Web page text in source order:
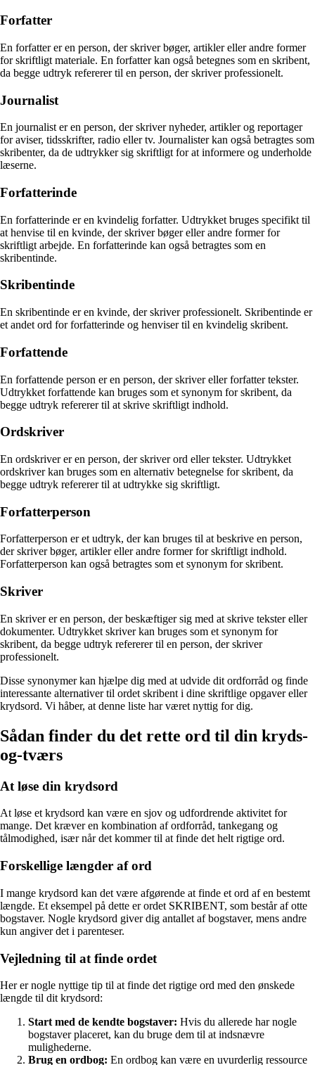
Forfatter
En forfatter er en person, der skriver bøger, artikler eller andre former
for skriftligt materiale. En forfatter kan også betegnes som en skribent,
da begge udtryk refererer til en person, der skriver professionelt.
Journalist
En journalist er en person, der skriver nyheder, artikler og reportager
for aviser, tidsskrifter, radio eller tv. Journalister kan også betragtes som
skribenter, da de udtrykker sig skriftligt for at informere og underholde
læserne.
Forfatterinde
En forfatterinde er en kvindelig forfatter. Udtrykket bruges specifikt til
at henvise til en kvinde, der skriver bøger eller andre former for
skriftligt arbejde. En forfatterinde kan også betragtes som en
skribentinde.
Skribentinde
En skribentinde er en kvinde, der skriver professionelt. Skribentinde er
et andet ord for forfatterinde og henviser til en kvindelig skribent.
Forfattende
En forfattende person er en person, der skriver eller forfatter tekster.
Udtrykket forfattende kan bruges som et synonym for skribent, da
begge udtryk refererer til at skrive skriftligt indhold.
Ordskriver
En ordskriver er en person, der skriver ord eller tekster. Udtrykket
ordskriver kan bruges som en alternativ betegnelse for skribent, da
begge udtryk refererer til at udtrykke sig skriftligt.
Forfatterperson
Forfatterperson er et udtryk, der kan bruges til at beskrive en person,
der skriver bøger, artikler eller andre former for skriftligt indhold.
Forfatterperson kan også betragtes som et synonym for skribent.
Skriver
En skriver er en person, der beskæftiger sig med at skrive tekster eller
dokumenter. Udtrykket skriver kan bruges som et synonym for
skribent, da begge udtryk refererer til en person, der skriver
professionelt.
Disse synonymer kan hjælpe dig med at udvide dit ordforråd og finde
interessante alternativer til ordet skribent i dine skriftlige opgaver eller
krydsord. Vi håber, at denne liste har været nyttig for dig.
Sådan finder du det rette ord til din kryds-
og-tværs
At løse din krydsord
At løse et krydsord kan være en sjov og udfordrende aktivitet for
mange. Det kræver en kombination af ordforråd, tankegang og
tålmodighed, især når det kommer til at finde det helt rigtige ord.
Forskellige længder af ord
I mange krydsord kan det være afgørende at finde et ord af en bestemt
længde. Et eksempel på dette er ordet SKRIBENT, som består af otte
bogstaver. Nogle krydsord giver dig antallet af bogstaver, mens andre
kun angiver det i parenteser.
Vejledning til at finde ordet
Her er nogle nyttige tip til at finde det rigtige ord med den ønskede
længde til dit krydsord:
Start med de kendte bogstaver: Hvis du allerede har nogle
bogstaver placeret, kan du bruge dem til at indsnævre
mulighederne.
Brug en ordbog: En ordbog kan være en uvurderlig ressource